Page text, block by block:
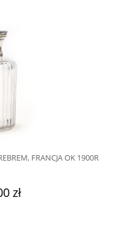
FRANCJA OK 1900R
zł